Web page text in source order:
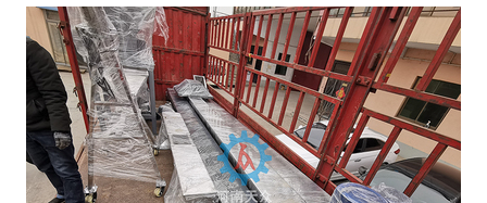
新闻资讯
客户案例
现场视频